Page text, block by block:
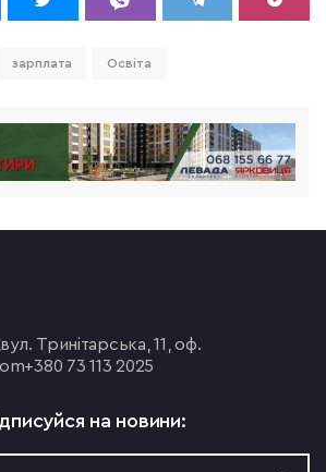
зарплата Освіта
вул. Тринітарська, 11, оф.
+380 73 113 2025
на новини: